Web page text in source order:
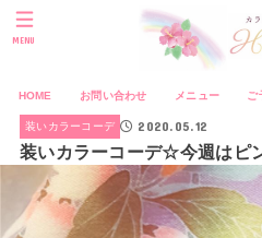
HOME お問い合わせ メニュー ご
MENU
装いカラーコーデ 2020.05.12
装いカラーコーデ☆今週はピ